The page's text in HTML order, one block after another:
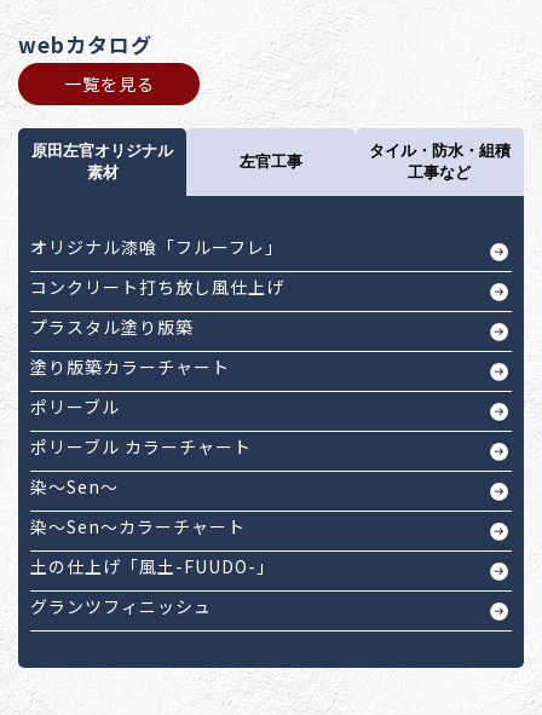
webカタログ
一覧を見る
原田左官オリジナル
素材
左官工事
タイル・防水・組積
工事など
オリジナル漆喰「フルーフレ」
コンクリート打ち放し風仕上げ
プラスタル塗り版築
塗り版築カラーチャート
ポリーブル
ポリーブル カラーチャート
染～Sen～
染～Sen～カラーチャート
土の仕上げ「風土-FUUDO-」
グランツフィニッシュ